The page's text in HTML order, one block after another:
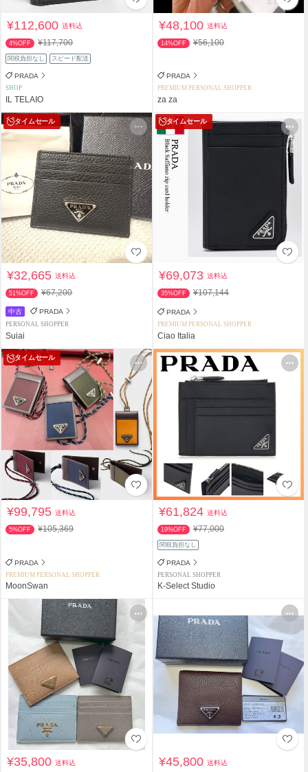
¥112,600送料込
4%OFF ¥117,700
関税負担なし スピード配送
PRADA
SHOP
IL TELAIO
¥48,100送料込
14%OFF ¥56,100
PRADA
PREMIUM PERSONAL SHOPPER
za za
タイムセール
¥32,665送料込
51%OFF ¥67,200
中古 PRADA
PERSONAL SHOPPER
Suiai
タイムセール
¥69,073送料込
35%OFF ¥107,144
PRADA
PREMIUM PERSONAL SHOPPER
Ciao Italia
タイムセール
¥99,795送料込
5%OFF ¥105,369
PRADA
PREMIUM PERSONAL SHOPPER
MoonSwan
¥61,824送料込
19%OFF ¥77,000
関税負担なし
PRADA
PERSONAL SHOPPER
K-Select Studio
¥35,800送料込 ¥45,800送料込